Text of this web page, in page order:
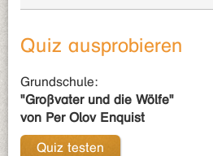
Quiz ausprobieren
Grundschule:
"Großvater und die Wölfe"
von Per Olov Enquist
Quiz testen